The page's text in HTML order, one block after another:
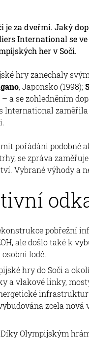
za dveřmi. Jaký
International se
her v Soči.
hry zanechaly
, Japonsko (1998);
– a se zohledněním
International
pořádání podobné
se zpráva
Vybrané výhody a
pobřežní
ale došlo také k
lodě.
hry do Soči a
a vlakové linky,
zcela nová
Olympijským